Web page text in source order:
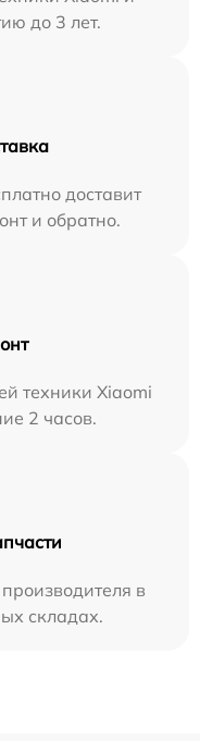
до 3 лет.
доставит
и обратно.
техники Xiaomi
2 часов.
в
складах.